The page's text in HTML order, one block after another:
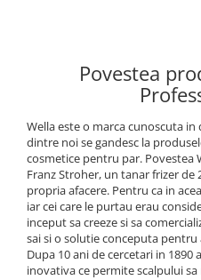
KITURI PROMO PT SALOANE
L`OREAL PROFESSIONNEL
MILK SHAKE
WELLA PROFESSIONALS
Povestea
Wella este o marca cunoscuta
dintre noi se gandesc la
cosmetice pentru par. Povestea
Franz Stroher, un tanar frizer de
propria afacere. Pentru ca in
iar cei care le purtau erau
inceput sa creeze si sa
sai si o solutie conceputa pentru
Dupa 10 ani de cercetari in
inovativa ce permite scalpului sa